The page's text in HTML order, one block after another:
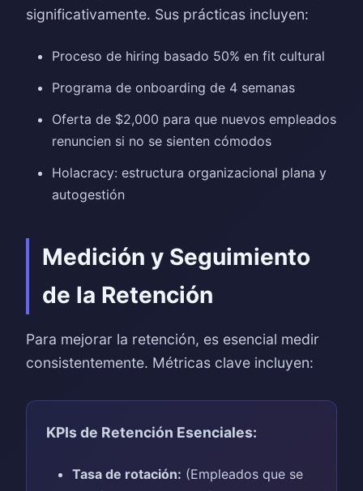
significativamente. Sus prácticas incluyen:
Proceso de hiring basado 50% en fit cultural
Programa de onboarding de 4 semanas
Oferta de $2,000 para que nuevos empleados
renuncien si no se sienten cómodos
Holacracy: estructura organizacional plana y
autogestión
Medición y Seguimiento
de la Retención
Para mejorar la retención, es esencial medir
consistentemente. Métricas clave incluyen:
KPIs de Retención Esenciales:
Tasa de rotación: (Empleados que se